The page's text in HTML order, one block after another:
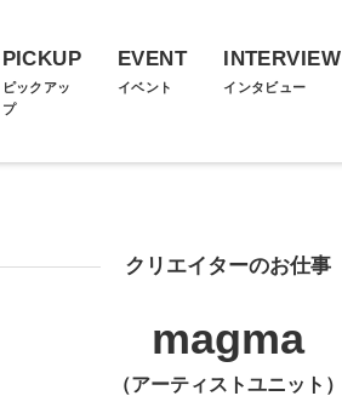
PICKUP
ピックアッ
プ
EVENT
イベント
INTERVIEW
インタビュー
クリエイターのお仕事
magma
（アーティストユニット）